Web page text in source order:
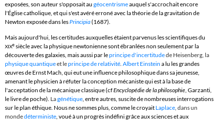
exposées, son auteur s'opposait au géocentrismeauquel s'accrochait encore
l'Église catholique, et qui s'est avéré erroné avec la théorie de lagravitation de
Newton exposée dans lesPrincipia(1687).
Mais aujourd'hui, les certitudes auxquelles étaient parvenus les scientifiques du
XIXesiècle avec la physique newtonienne sont ébranlées non seulement par la
découverte des galaxies, mais aussi par leprincipe d'incertitudede Heisenberg, la
physique quantiqueet leprincipe de relativité. Albert Einstein a lu les grandes
œuvres de Ernst Mach, qui eut une influence philosophique dans sa jeunesse,
amenant le physicien à réfuter la conception mécaniste qui est à la base de
l'acceptation de la mécanique classique (cfEncyclopédie de la philosophie, Garzanti,
le livre de poche). Lagénétique, entre autres, suscite de nombreuses interrogations
sur le plan éthique. Nous ne sommes plus, comme le croyait Laplace, dans un
mondedéterministe, voué à un progrès indéfini grâce aux sciences et aux